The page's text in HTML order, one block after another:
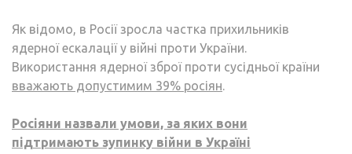
Як відомо, в Росії зросла частка прихильників
ядерної ескалації у війні проти України.
Використання ядерної зброї проти сусідньої країни
вважають допустимим 39% росіян.
Росіяни назвали умови, за яких вони
підтримають зупинку війни в Україні